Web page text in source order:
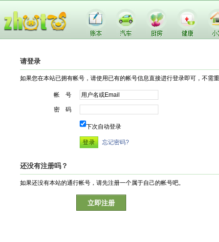
请登录
如果您在本站已拥有帐号，请使用已有的帐号信息直接进行登录即可，不需
帐 号
密 码
下次自动登录
忘记密码?
还没有注册吗？
如果还没有本站的通行帐号，请先注册一个属于自己的帐号吧。
立即注册